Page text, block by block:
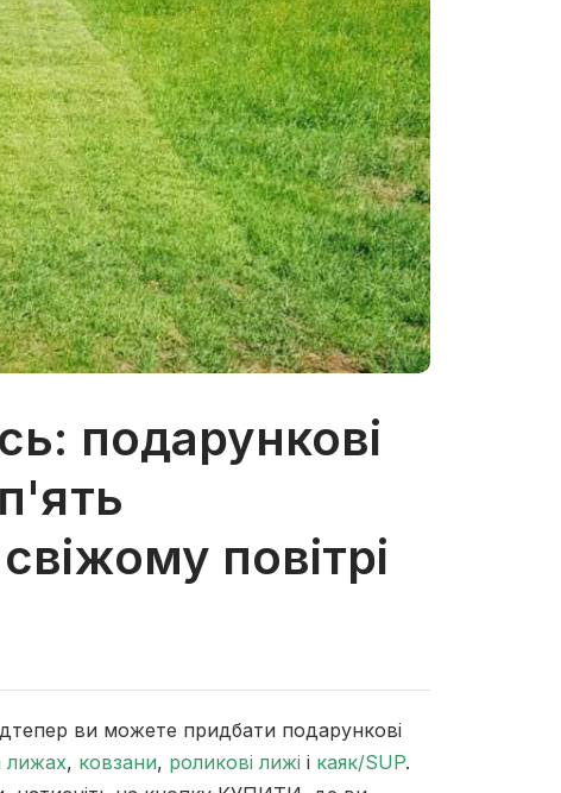
подарункові
повітрі
ви можете придбати подарункові
лижах, ковзани, роликові лижі і каяк/SUP.